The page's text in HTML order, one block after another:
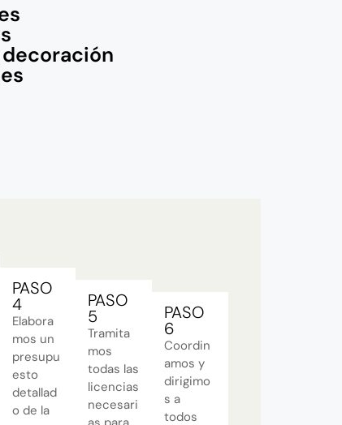
PASO
4
Elabora
mos un
presupu
esto
detallad
o de la
PASO
5
Tramita
mos
todas las
licencias
necesari
PASO
6
Coordin
amos y
dirigimo
s a
todos